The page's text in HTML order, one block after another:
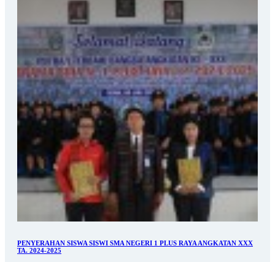
PENYERAHAN SISWA SISWI SMA NEGERI 1 PLUS RAYA ANGKATAN XXX
TA. 2024-2025